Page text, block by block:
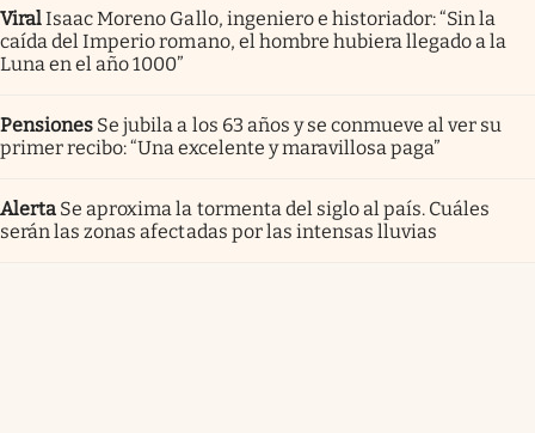
ViralIsaac Moreno Gallo, ingeniero e historiador: “Sin la
caída del Imperio romano, el hombre hubiera llegado a la
Luna en el año 1000”
Pensiones Se jubila a los 63 años y se conmueve al ver su
primer recibo: “Una excelente y maravillosa paga”
Alerta Se aproxima la tormenta del siglo al país. Cuáles
serán las zonas afectadas por las intensas lluvias